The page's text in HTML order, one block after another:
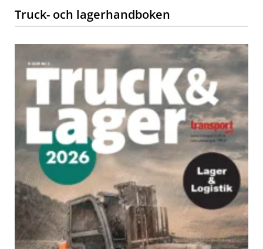
Truck- och lagerhandboken